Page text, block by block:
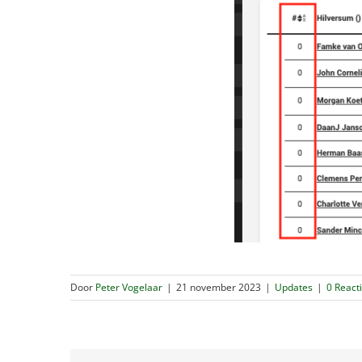
Door Peter Vogelaar | 21 november 2023 | Updates | 0